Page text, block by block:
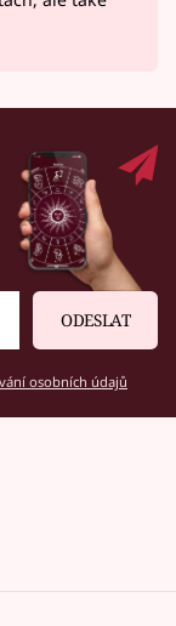
ODESLAT
osobních údajů